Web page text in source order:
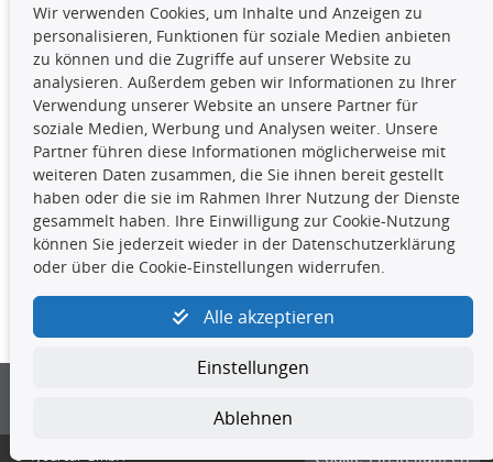
Die hier angezeigten Daten,
insbesondere die gesamte Datenbank,
dürfen nicht kopiert werden. Es ist zu
unterlassen, die Daten oder die gesamte Datenbank ohne
vorherige Zustimmung TecDocs zu vervielfältigen, zu
verbreiten und/oder diese Handlungen durch Dritte ausführen
zu lassen. Ein Zuwiderhandeln stellt eine
Urheberrechtsverletzung dar und wird verfolgt.
Kontakt
4yourcar GmbH | Avidesweg 1 | 27386 Hemsbünde |
kundenservice@4yourcar.de
© 4yourcar GmbH Cookie-Einstellungen
Wir verwenden Cookies, um Inhalte und Anzeigen zu
personalisieren, Funktionen für soziale Medien anbieten
zu können und die Zugriffe auf unserer Website zu
analysieren. Außerdem geben wir Informationen zu Ihrer
Verwendung unserer Website an unsere Partner für
soziale Medien, Werbung und Analysen weiter. Unsere
Partner führen diese Informationen möglicherweise mit
weiteren Daten zusammen, die Sie ihnen bereit gestellt
haben oder die sie im Rahmen Ihrer Nutzung der Dienste
gesammelt haben. Ihre Einwilligung zur Cookie-Nutzung
können Sie jederzeit wieder in der Datenschutzerklärung
oder über die Cookie-Einstellungen widerrufen.
Alle akzeptieren
Einstellungen
Ablehnen